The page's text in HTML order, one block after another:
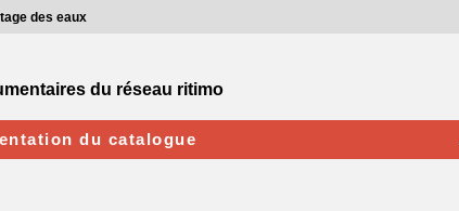
des eaux
du réseau ritimo
du catalogue